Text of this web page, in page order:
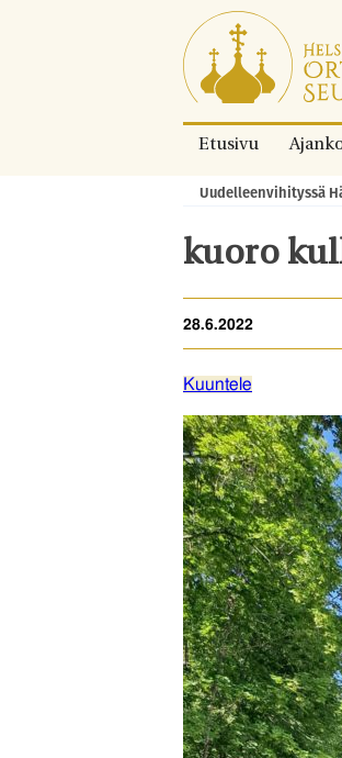
Siirry
suoraan
sisältöön.
Etusivu
Murupolku:
Uudelleenvihityssä
kuoro
28.6.2022
Kuuntele